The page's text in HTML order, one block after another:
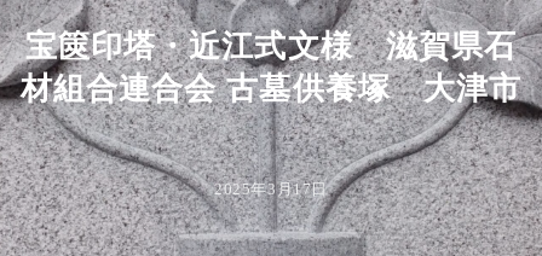
宝篋印塔・近江式文様 滋賀県石
材組合連合会 古墓供養塚 大津市
2025年3月17日